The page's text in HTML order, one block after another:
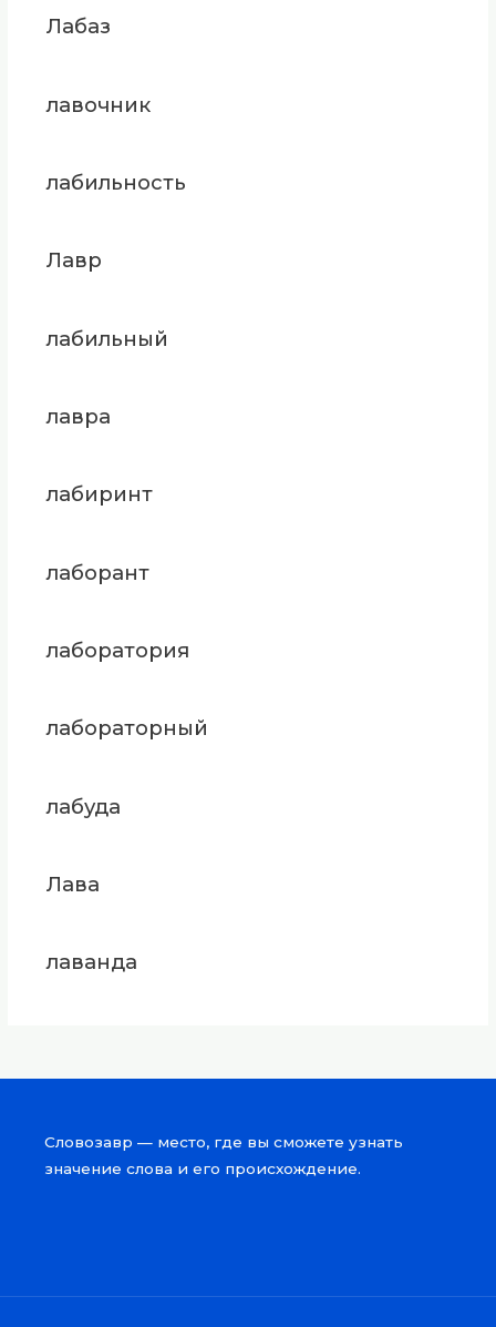
Лабаз
лавочник
лабильность
Лавр
лабильный
лавра
лабиринт
лаборант
лаборатория
лабораторный
лабуда
Лава
лаванда
Словозавр — место, где вы сможете узнать
значение слова и его происхождение.